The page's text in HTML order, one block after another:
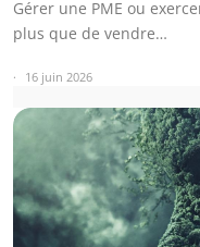
Gérer une PME ou
plus que de vendre…
16 juin 2026